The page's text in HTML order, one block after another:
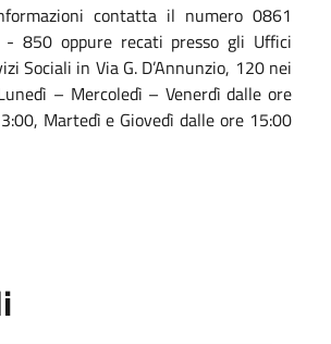
contatta il numero 0861
850 oppure recati presso gli Uffici
Sociali in Via G. D’Annunzio, 120 nei
– Mercoledì – Venerdì dalle ore
Martedì e Giovedì dalle ore 15:00